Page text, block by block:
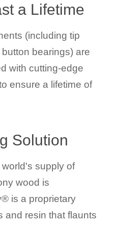
a Lifetime
(including tip
bearings) are
with cutting-edge
ensure a lifetime of
Solution
supply of
wood is
is a proprietary
and resin that flaunts